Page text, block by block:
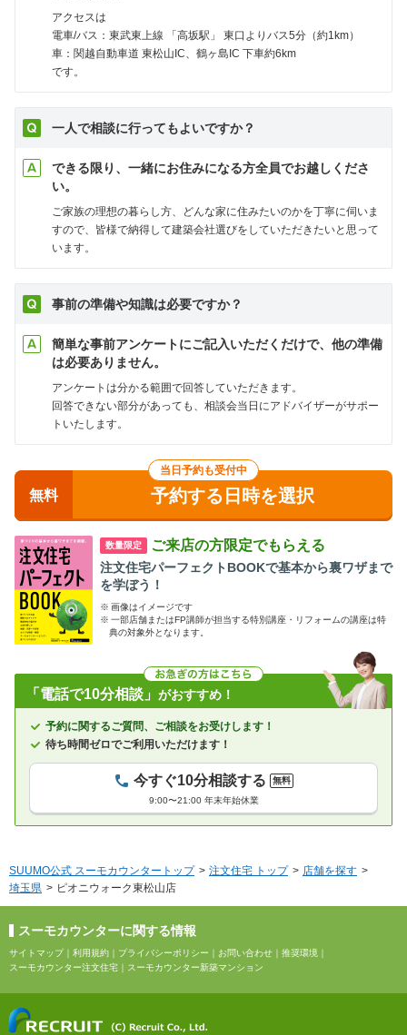
アクセスは
電車/バス：東武東上線 「高坂駅」 東口よりバス5分（約1km）
車：関越自動車道 東松山IC、鶴ヶ島IC 下車約6km
です。
一人で相談に行ってもよいですか？
できる限り、一緒にお住みになる方全員でお越しくださ
い。
ご家族の理想の暮らし方、どんな家に住みたいのかを丁寧に伺いま
すので、皆様で納得して建築会社選びをしていただきたいと思って
います。
事前の準備や知識は必要ですか？
簡単な事前アンケートにご記入いただくだけで、他の準備
は必要ありません。
アンケートは分かる範囲で回答していただきます。
回答できない部分があっても、相談会当日にアドバイザーがサポー
トいたします。
当日予約も受付中
無料 予約する日時を選択
数量限定 ご来店の方限定でもらえる
注文住宅パーフェクトBOOKで基本から裏ワザまで
を学ぼう！
※ 画像はイメージです
※ 一部店舗またはFP講師が担当する特別講座・リフォームの講座は特
典の対象外となります。
「電話で10分相談」 がおすすめ！
予約に関するご質問、ご相談をお受けします！
待ち時間ゼロでご利用いただけます！
今すぐ10分相談する
無料
9:00〜21:00 年末年始休業
SUUMO公式 スーモカウンタートップ 注文住宅 トップ
店舗を探す
埼玉県
ピオニウォーク東松山店
スーモカウンターに関する情報
サイトマップ｜ 利用規約 ｜ プライバシーポリシー ｜ お問い合わせ ｜ 推奨環境 ｜
スーモカウンター注文住宅 ｜ スーモカウンター新築マンション